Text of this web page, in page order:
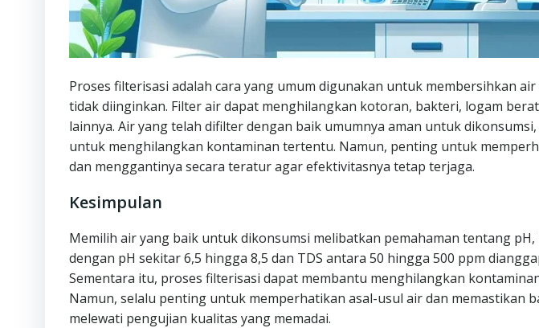
Proses filterisasi adalah cara yang umum digunakan untuk membersihkan
tidak diinginkan. Filter air dapat menghilangkan kotoran, bakteri, logam
lainnya. Air yang telah difilter dengan baik umumnya aman untuk
untuk menghilangkan kontaminan tertentu. Namun, penting untuk
dan menggantinya secara teratur agar efektivitasnya tetap terjaga.
Kesimpulan
Memilih air yang baik untuk dikonsumsi melibatkan pemahaman tentang pH,
dengan pH sekitar 6,5 hingga 8,5 dan TDS antara 50 hingga 500 ppm
Sementara itu, proses filterisasi dapat membantu menghilangkan
Namun, selalu penting untuk memperhatikan asal-usul air dan memastikan
melewati pengujian kualitas yang memadai.